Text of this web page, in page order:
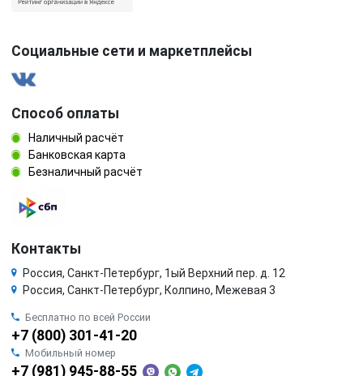
Социальные сети и маркетплейсы
Способ оплаты
Наличный расчёт
Банковская карта
Безналичный расчёт
Контакты
Россия, Санкт-Петербург, 1ый Верхний пер. д. 12
Россия, Санкт-Петербург, Колпино, Межевая 3
Бесплатно по всей России
+7 (800) 301-41-20
Мобильный номер
+7 (981) 945-88-55